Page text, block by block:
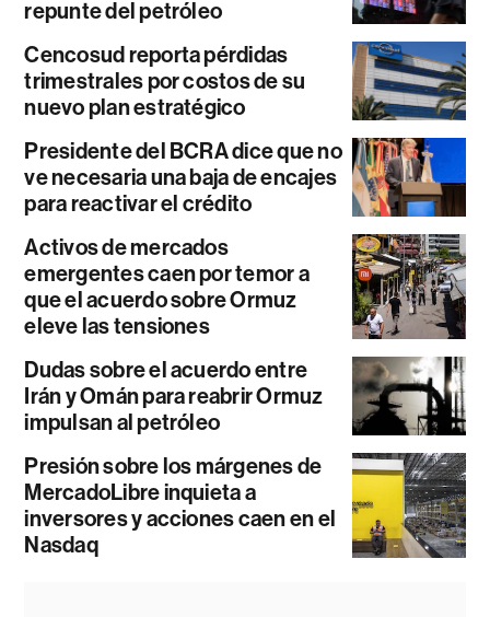
repunte del petróleo
Cencosud reporta pérdidas
trimestrales por costos de su
nuevo plan estratégico
Presidente del BCRA dice que no
ve necesaria una baja de encajes
para reactivar el crédito
Activos de mercados
emergentes caen por temor a
que el acuerdo sobre Ormuz
eleve las tensiones
Dudas sobre el acuerdo entre
Irán y Omán para reabrir Ormuz
impulsan al petróleo
Presión sobre los márgenes de
MercadoLibre inquieta a
inversores y acciones caen en el
Nasdaq